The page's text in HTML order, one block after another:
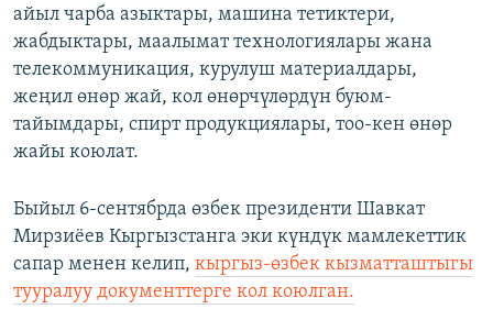
айыл чарба азыктары, машина тетиктери,
жабдыктары, маалымат технологиялары жана
телекоммуникация, курулуш материалдары,
жеңил өнөр жай, кол өнөрчүлөрдүн буюм-
тайымдары, спирт продукциялары, тоо-кен өнөр
жайы коюлат.
Быйыл 6-сентябрда өзбек президенти Шавкат
Мирзиёев Кыргызстанга эки күндүк мамлекеттик
сапар менен келип, кыргыз-өзбек кызматташтыгы
тууралуу документтерге кол коюлган.